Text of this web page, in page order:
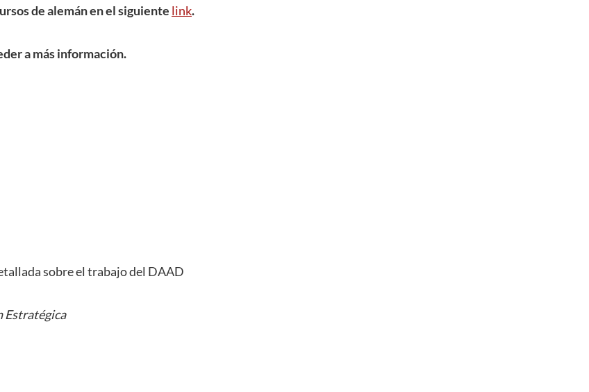
de alemán en el siguiente link.
a más información.
sobre el trabajo del DAAD
Estratégica